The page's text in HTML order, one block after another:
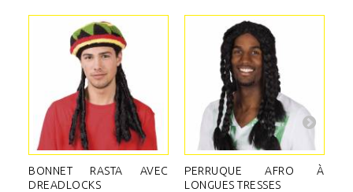
BONNET RASTA AVEC
DREADLOCKS
PERRUQUE AFRO À
LONGUES TRESSES